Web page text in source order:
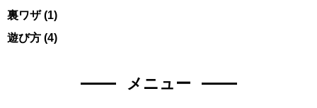
裏ワザ (1)
遊び方 (4)
メニュー